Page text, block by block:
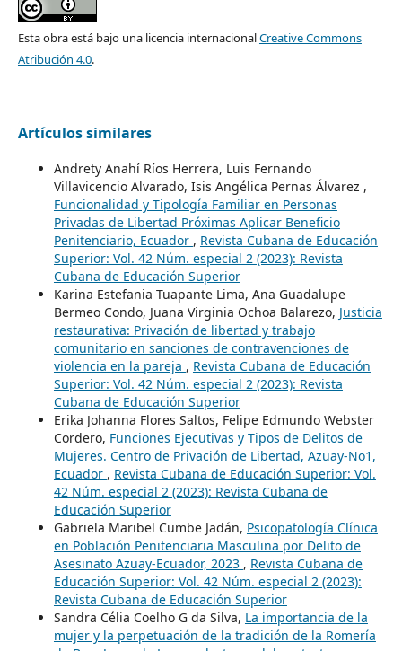
Esta obra está bajo una licencia internacionalCreative Commons
Atribución 4.0.
Artículos similares
Andrety Anahí Ríos Herrera, Luis Fernando
Villavicencio Alvarado, Isis Angélica Pernas Álvarez ,
Funcionalidad y Tipología Familiar en Personas
Privadas de Libertad Próximas Aplicar Beneficio
Penitenciario, Ecuador , Revista Cubana de Educación
Superior: Vol. 42 Núm. especial 2 (2023): Revista
Cubana de Educación Superior
Karina Estefania Tuapante Lima, Ana Guadalupe
Bermeo Condo, Juana Virginia Ochoa Balarezo, Justicia
restaurativa: Privación de libertad y trabajo
comunitario en sanciones de contravenciones de
violencia en la pareja , Revista Cubana de Educación
Superior: Vol. 42 Núm. especial 2 (2023): Revista
Cubana de Educación Superior
Erika Johanna Flores Saltos, Felipe Edmundo Webster
Cordero, Funciones Ejecutivas y Tipos de Delitos de
Mujeres. Centro de Privación de Libertad, Azuay-No1,
Ecuador , Revista Cubana de Educación Superior: Vol.
42 Núm. especial 2 (2023): Revista Cubana de
Educación Superior
Gabriela Maribel Cumbe Jadán, Psicopatología Clínica
en Población Penitenciaria Masculina por Delito de
Asesinato Azuay-Ecuador, 2023 , Revista Cubana de
Educación Superior: Vol. 42 Núm. especial 2 (2023):
Revista Cubana de Educación Superior
Sandra Célia Coelho G da Silva, La importancia de la
mujer y la perpetuación de la tradición de la Romería